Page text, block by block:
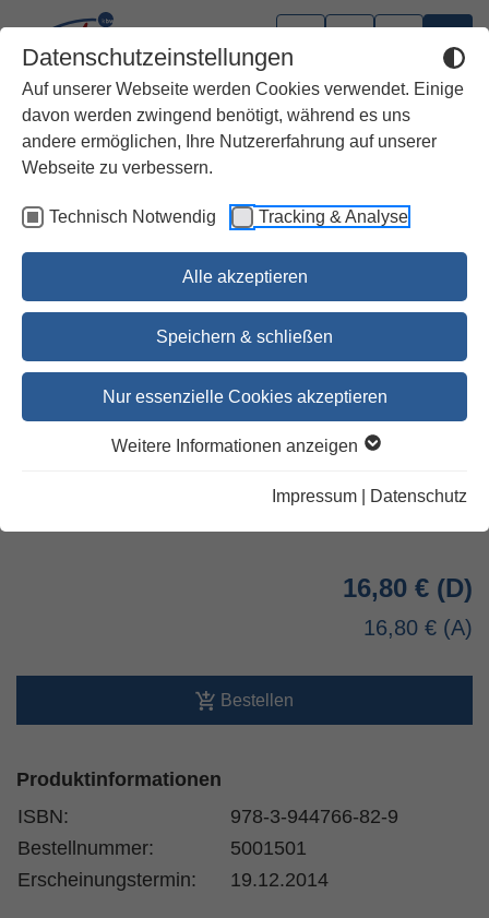
Datenschutzeinstellungen
Auf unserer Webseite werden Cookies verwendet. Einige
davon werden zwingend benötigt, während es uns
andere ermöglichen, Ihre Nutzererfahrung auf unserer
Webseite zu verbessern.
Technisch Notwendig Tracking & Analyse
Alle akzeptieren
Speichern & schließen
Nur essenzielle Cookies akzeptieren
Weitere Informationen anzeigen
Impressum Datenschutz
Lectio-Divina Markus Lj.B 2015
lieferbar innerhalb 1-4 Werktagen
16,80 €
16,80 €
Bestellen
Produktinformationen
ISBN:
978-3-944766-82-9
Bestellnummer:
5001501
Erscheinungstermin:
19.12.2014